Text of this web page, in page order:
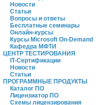
Новости
Статьи
Вопросы и ответы
Бесплатные семинары
Онлайн-курсы
Курсы Microsoft On-Demand
Кафедра МФТИ
ЦЕНТР ТЕСТИРОВАНИЯ
IT-Сертификации
Новости
Статьи
ПРОГРАММНЫЕ ПРОДУКТЫ
Каталог ПО
Лицензиатор ПО
Схемы лицензирования